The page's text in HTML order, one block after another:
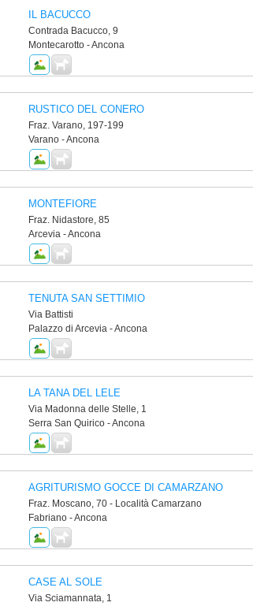
IL BACUCCO
Contrada Bacucco, 9
Montecarotto - Ancona
RUSTICO DEL CONERO
Fraz. Varano, 197-199
Varano - Ancona
MONTEFIORE
Fraz. Nidastore, 85
Arcevia - Ancona
TENUTA SAN SETTIMIO
Via Battisti
Palazzo di Arcevia - Ancona
LA TANA DEL LELE
Via Madonna delle Stelle, 1
Serra San Quirico - Ancona
AGRITURISMO GOCCE DI CAMARZANO
Fraz. Moscano, 70 - Località Camarzano
Fabriano - Ancona
CASE AL SOLE
Via Sciamannata, 1